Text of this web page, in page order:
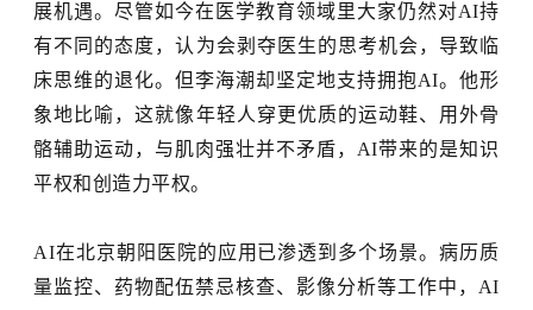
展机遇。尽管如今在医学教育领域里大家仍然对AI持
有不同的态度，认为会剥夺医生的思考机会，导致临
床思维的退化。但李海潮却坚定地支持拥抱AI。他形
象地比喻，这就像年轻人穿更优质的运动鞋、用外骨
骼辅助运动，与肌肉强壮并不矛盾，AI带来的是知识
平权和创造力平权。
AI在北京朝阳医院的应用已渗透到多个场景。病历质
量监控、药物配伍禁忌核查、影像分析等工作中，AI